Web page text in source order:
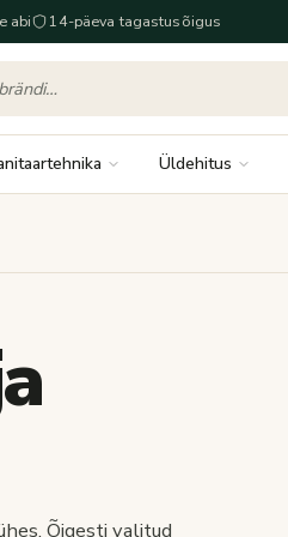
abi 14-päeva tagastusõigus
Üldehitus
Õigesti valitud